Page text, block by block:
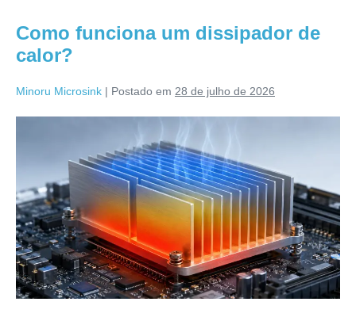
Como funciona um dissipador de
calor?
Minoru Microsink | Postado em 28 de julho de 2026